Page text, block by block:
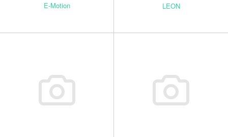
E-Motion LEON